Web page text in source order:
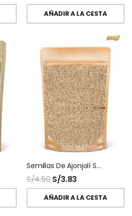
AÑADIR A LA CESTA
Semillas De Ajonjolí Sésamo
S/4.50S/3.83
AÑADIR A LA CESTA